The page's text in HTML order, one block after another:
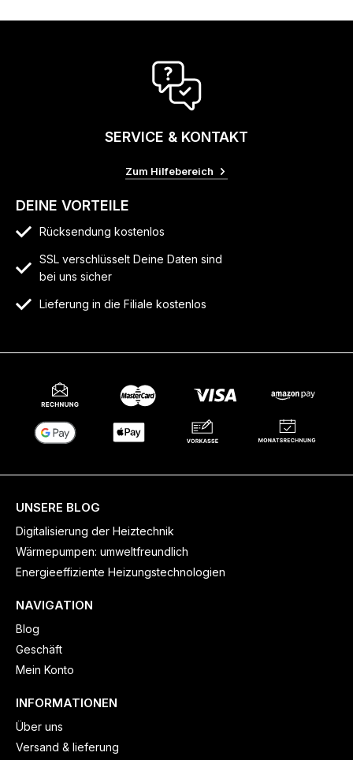
SERVICE & KONTAKT
Zum Hilfebereich
DEINE VORTEILE
Rücksendung kostenlos
SSL verschlüsselt Deine Daten sind
bei uns sicher
Lieferung in die Filiale kostenlos
UNSERE BLOG
Digitalisierung der Heiztechnik
Wärmepumpen: umweltfreundlich
Energieeffiziente Heizungstechnologien
NAVIGATION
Blog
Geschäft
Mein Konto
INFORMATIONEN
Über uns
Versand & lieferung